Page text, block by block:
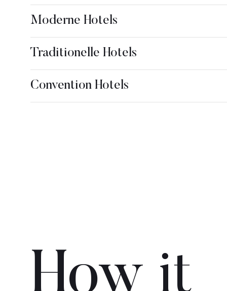
Moderne Hotels
Traditionelle Hotels
Convention Hotels
How it